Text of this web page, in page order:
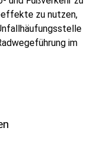
zu nutzen,
im